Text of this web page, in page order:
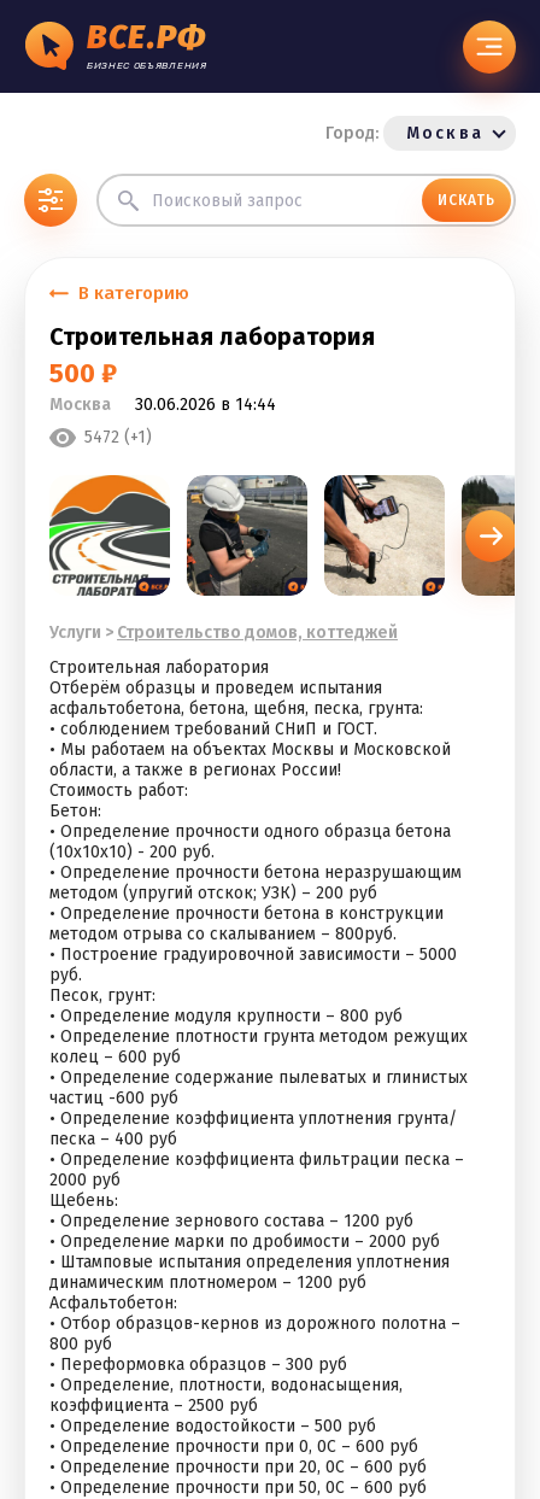
ВСЕ.РФ
БИЗНЕС ОБЪЯВЛЕНИЯ
Город: Москва
ИСКАТЬ
В категорию
Строительная лаборатория
500 ₽
Москва
30.06.2026 в 14:44
5472 (+1)
Услуги > Строительство домов, коттеджей
Строительная лаборатория
Отберём образцы и проведем испытания
асфальтобетона, бетона, щебня, песка, грунта:
• соблюдением требований СНиП и ГОСТ.
• Мы работаем на объектах Москвы и Московской
области, а также в регионах России!
Стоимость работ:
Бетон:
• Определение прочности одного образца бетона
(10х10х10) - 200 руб.
• Определение прочности бетона неразрушающим
методом (упругий отскок; УЗК) – 200 руб
• Определение прочности бетона в конструкции
методом отрыва со скалыванием – 800руб.
• Построение градуировочной зависимости – 5000
руб.
Песок, грунт:
• Определение модуля крупности – 800 руб
• Определение плотности грунта методом режущих
колец – 600 руб
• Определение содержание пылеватых и глинистых
частиц -600 руб
• Определение коэффициента уплотнения грунта/
песка – 400 руб
• Определение коэффициента фильтрации песка –
2000 руб
Щебень:
• Определение зернового состава – 1200 руб
• Определение марки по дробимости – 2000 руб
• Штамповые испытания определения уплотнения
динамическим плотномером – 1200 руб
Асфальтобетон:
• Отбор образцов-кернов из дорожного полотна –
800 руб
• Переформовка образцов – 300 руб
• Определение, плотности, водонасыщения,
коэффициента – 2500 руб
• Определение водостойкости – 500 руб
• Определение прочности при 0, 0С – 600 руб
• Определение прочности при 20, 0С – 600 руб
• Определение прочности при 50, 0С – 600 руб